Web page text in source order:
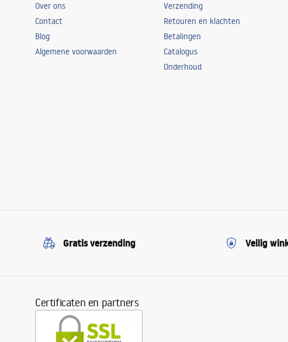
Over ons
Contact
Blog
Algemene voorwaarden
Verzending
Retouren en klachten
Betalingen
Catalogus
Onderhoud
Gratis verzending Veilig
Certificaten en partners